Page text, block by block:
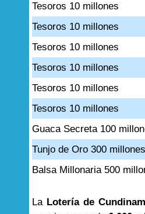
Tesoros 10 millones
Tesoros 10 millones
Tesoros 10 millones
Tesoros 10 millones
Tesoros 10 millones
Tesoros 10 millones
Guaca Secreta 100
Tunjo de Oro 300 millones
Balsa Millonaria 500
La Lotería de